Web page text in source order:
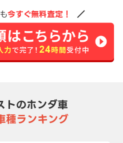
今すぐ無料査定！
トのホンダ車
種ランキング